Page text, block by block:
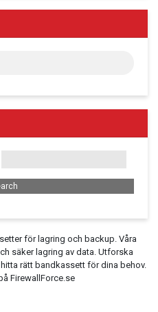
för lagring och backup. Våra
säker lagring av data. Utforska
rätt bandkassett för dina behov.
FirewallForce.se